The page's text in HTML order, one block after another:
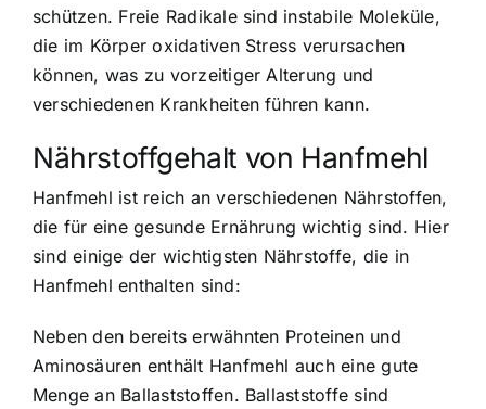
schützen. Freie Radikale sind instabile Moleküle,
die im Körper oxidativen Stress verursachen
können, was zu vorzeitiger Alterung und
verschiedenen Krankheiten führen kann.
Nährstoffgehalt von Hanfmehl
Hanfmehl ist reich an verschiedenen Nährstoffen,
die für eine gesunde Ernährung wichtig sind. Hier
sind einige der wichtigsten Nährstoffe, die in
Hanfmehl enthalten sind:
Neben den bereits erwähnten Proteinen und
Aminosäuren enthält Hanfmehl auch eine gute
Menge an Ballaststoffen. Ballaststoffe sind